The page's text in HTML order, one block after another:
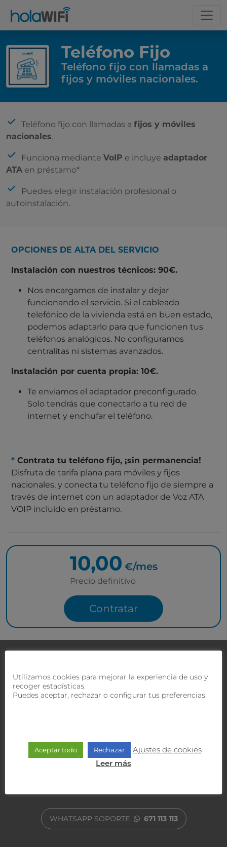
Teléfono Fijo
Teléfono fijo con llamadas a
fijos y móviles nacionales.
La tarifa
Teléfono fijo con llamadas a fijos y móviles
nacionales.
Funciona mediante VoIP e incluye adaptador
ATA en préstamo*
Incluye
Puedes elegir instalación profesional o
autoinstalación.
OPCIONES DE ALTA DEL SERVICIO
Instalación con nuestros técnicos: 90€.
Nos encargamos de instalar y dejar
funcionando el servicio. Si el cableado
telefónico de la vivienda está en buen estado,
podemos adaptarlo para que funcionen tus
teléfonos analógicos. No configuramos
centralitas ni sistemas avanzados.
Instalación por cuenta propia: 10€.
Te enviamos el adaptador preconfigurado.
Solo tendrás que conectarlo a tu red de
internet y enchufar el teléfono.
* Contrata tu teléfono fijo, ¡sin permanencia!
Disfruta de tarifa plana para móviles y fijos
nacionales, y conecta tu teléfono fijo de siempre a
través de internet con un adaptador de Voz ATA
VOIP incluido en préstamo.
10,00 €/mes
Precio definitivo
Contratar
te ofrecerán la mejor solución.
WHATSAPP SOPORTE 671 113 113
Utilizamos cookies para mejorar la experiencia de uso y
recoger estadísticas.
Puedes aceptar, rechazar o configurar tus preferencias.
Aceptar todo Rechazar Ajustes de cookies
Leer más